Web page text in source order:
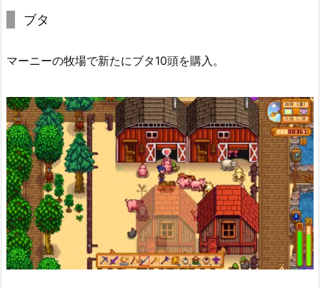
ブタ
マーニーの牧場で新たにブタ10頭を購入。